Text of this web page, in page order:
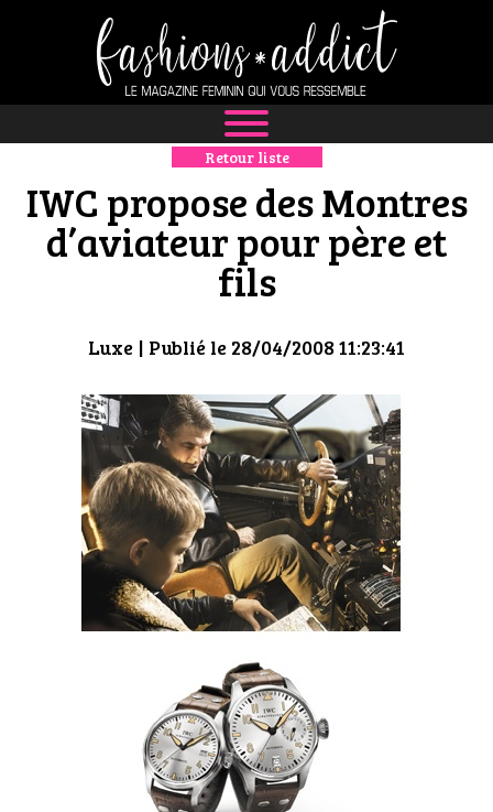
NEWS
MODE
LUXE
DÉFILÉS
BOUTIQUE
CULTURE
HIGH TECH
MAISON
AUTO
LIEUX TENDANCES
BEAUTÉ
MODE DE RUE
Retour liste
IWC propose des Montres
d’aviateur pour père et
fils
Luxe | Publié le 28/04/2008 11:23:41